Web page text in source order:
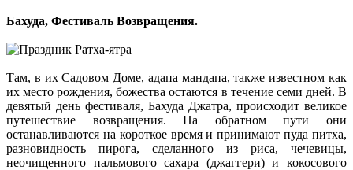
Бахуда, Фестиваль Возвращения.
Там, в их Садовом Доме, адапа мандапа, также известном как
их место рождения, божества остаются в течение семи дней. В
девятый день фестиваля, Бахуда Джатра, происходит великое
путешествие возвращения. На обратном пути они
останавливаются на короткое время и принимают пуда питха,
разновидность пирога, сделанного из риса, чечевицы,
неочищенного пальмового сахара (джаггери) и кокосового